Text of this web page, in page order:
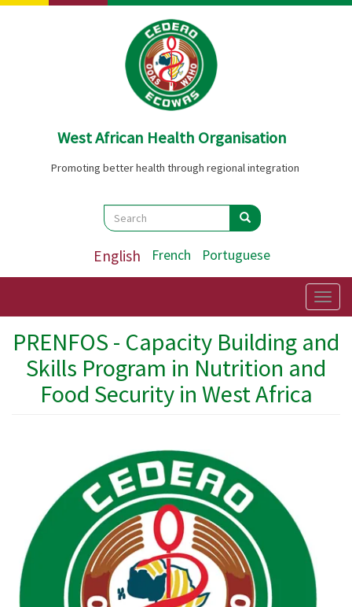
Skip
West African Health Organisation
Promoting better health through regional integration
Search
Search Search
English French Portuguese
PRENFOS - Capacity Building and
Skills Program in Nutrition and
Food Security in West Africa